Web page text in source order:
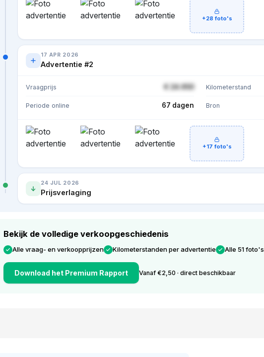
+28 foto's
17 APR 2026
Advertentie #2
Vraagprijs € 24.950 Kilometerstand
Periode online 67 dagen Bron
+17 foto's
24 JUL 2026
Prijsverlaging
Bekijk de volledige verkoopgeschiedenis
Alle vraag- en verkoopprijzen Kilometerstanden per advertentie Alle 51 foto's
Download het Premium Rapport Vanaf €2,50 · direct beschikbaar